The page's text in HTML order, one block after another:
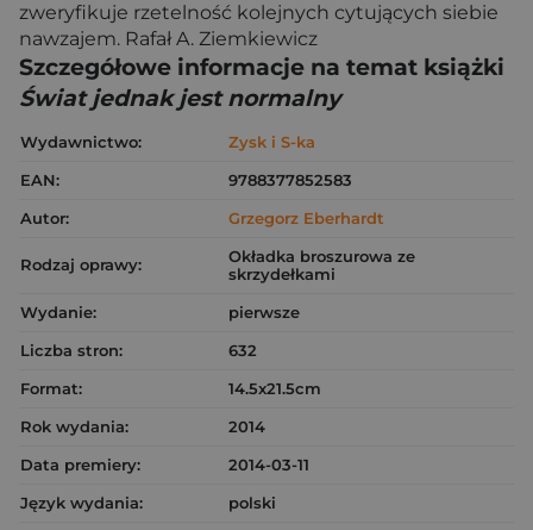
zweryfikuje rzetelność kolejnych cytujących siebie
nawzajem. Rafał A. Ziemkiewicz
Szczegółowe informacje na temat książki
Świat jednak jest normalny
Wydawnictwo:
Zysk i S-ka
EAN:
9788377852583
Autor:
Grzegorz Eberhardt
Rodzaj oprawy:
Okładka broszurowa ze
skrzydełkami
Wydanie:
pierwsze
Liczba stron:
632
Format:
14.5x21.5cm
Rok wydania:
2014
Data premiery:
2014-03-11
Język wydania:
polski